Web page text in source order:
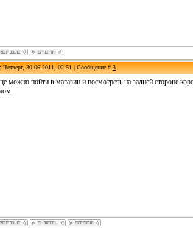
Четверг, 30.06.2011, 02:51 | Сообщение #3
можно пойти в магазин и посмотреть на задней стороне